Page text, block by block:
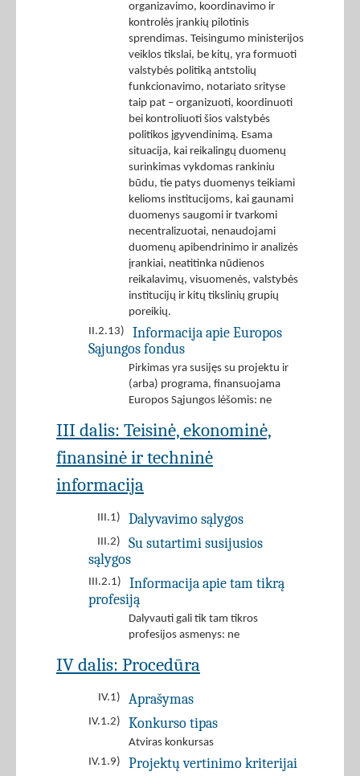
organizavimo, koordinavimo ir
kontrolės įrankių pilotinis
sprendimas. Teisingumo ministerijos
veiklos tikslai, be kitų, yra formuoti
valstybės politiką antstolių
funkcionavimo, notariato srityse
taip pat – organizuoti, koordinuoti
bei kontroliuoti šios valstybės
politikos įgyvendinimą. Esama
situacija, kai reikalingų duomenų
surinkimas vykdomas rankiniu
būdu, tie patys duomenys teikiami
kelioms institucijoms, kai gaunami
duomenys saugomi ir tvarkomi
necentralizuotai, nenaudojami
duomenų apibendrinimo ir analizės
įrankiai, neatitinka nūdienos
reikalavimų, visuomenės, valstybės
institucijų ir kitų tikslinių grupių
poreikių.
II.2.13)
Informacija apie Europos
Sąjungos fondus
Pirkimas yra susijęs su projektu ir
(arba) programa, finansuojama
Europos Sąjungos lėšomis: ne
III dalis: Teisinė, ekonominė,
finansinė ir techninė
informacija
III.1) Dalyvavimo sąlygos
III.2)
Su sutartimi susijusios
sąlygos
III.2.1)
Informacija apie tam tikrą
profesiją
Dalyvauti gali tik tam tikros
profesijos asmenys: ne
IV dalis: Procedūra
IV.1) Aprašymas
IV.1.2) Konkurso tipas
Atviras konkursas
IV.1.9)
Projektų vertinimo kriterijai